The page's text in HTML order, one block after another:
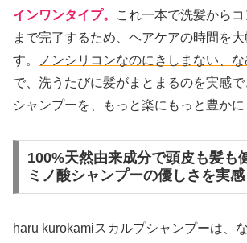
インワンタイプ。
これ一本で洗髪から
まで完了するため、ヘアケアの時間を
す。
ノンシリコンなのにきしまない、
で、洗うたびに髪がまとまるのを実感
シャンプーを、もっと楽にもっと豊かに
100%天然由来成分で頭皮も髪も
ミノ酸シャンプーの優しさを実感
haru kurokamiスカルプシャンプーは、